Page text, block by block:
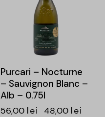
Purcari – Nocturne
– Sauvignon Blanc –
Alb – 0.75l
56,00 lei 48,00 lei